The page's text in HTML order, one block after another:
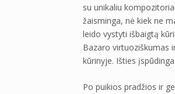
su unikaliu
žaisminga, nė kiek ne
leido vystyti išbaigtą
Bazaro virtuoziškumas
kūrinyje. Išties
Po puikios pradžios ir